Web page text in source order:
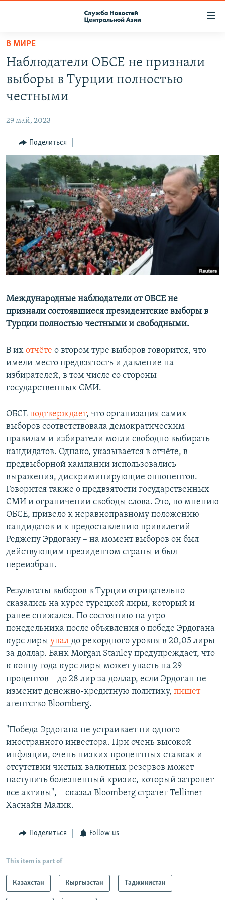
Вернуться
основному
содержанию
главной
Вернутся
поиску
О ПРОЕКТЕ
ПОДПИСКА
КОНТАКТЫ
НАСТОЯЩЕЕ ВРЕМЯ
МИГРАНТ МЕДИА
В МИРЕ
Наблюдатели ОБСЕ не признали
выборы в Турции полностью
честными
29 май, 2023
Поделиться
Международные наблюдатели от ОБСЕ не
признали состоявшиеся президентские выборы в
Турции полностью честными и свободными.
В их отчёте о втором туре выборов говорится, что
имели место предвзятость и давление на
избирателей, в том числе со стороны
государственных СМИ.
ОБСЕ подтверждает, что организация самих
выборов соответствовала демократическим
правилам и избиратели могли свободно выбирать
кандидатов. Однако, указывается в отчёте, в
предвыборной кампании использовались
выражения, дискриминирующие оппонентов.
Говорится также о предвзятости государственных
СМИ и ограничении свободы слова. Это, по мнению
ОБСЕ, привело к неравноправному положению
кандидатов и к предоставлению привилегий
Реджепу Эрдогану – на момент выборов он был
действующим президентом страны и был
переизбран.
Результаты выборов в Турции отрицательно
сказались на курсе турецкой лиры, который и
ранее снижался. По состоянию на утро
понедельника после объявления о победе Эрдогана
курс лиры упал до рекордного уровня в 20,05 лиры
за доллар. Банк Morgan Stanley предупреждает, что
к концу года курс лиры может упасть на 29
процентов – до 28 лир за доллар, если Эрдоган не
изменит денежно-кредитную политику, пишет
агентство Bloomberg.
"Победа Эрдогана не устраивает ни одного
иностранного инвестора. При очень высокой
инфляции, очень низких процентных ставках и
отсутствии чистых валютных резервов может
наступить болезненный кризис, который затронет
все активы", – сказал Bloomberg стратег Tellimer
Хаснайн Малик.
Поделиться Follow us
This item is part of
Казахстан Кыргызстан Таджикистан